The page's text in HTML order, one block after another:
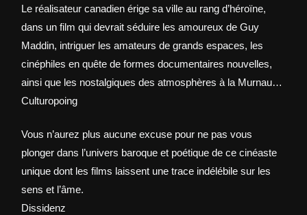
Le réalisateur canadien érige sa ville au rang d’héroïne,
dans un film qui devrait séduire les amoureux de Guy
Maddin, intriguer les amateurs de grands espaces, les
cinéphiles en quête de formes documentaires nouvelles,
ainsi que les nostalgiques des atmosphères à la Murnau…
Culturopoing
Vous n’aurez plus aucune excuse pour ne pas vous
plonger dans l’univers baroque et poétique de ce cinéaste
unique dont les films laissent une trace indélébile sur les
sens et l’âme.
Dissidenz